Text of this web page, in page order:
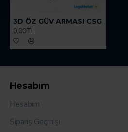
3D ÖZ GÜV ARMASI CSG
0,00TL
Hesabım
Hesabım
Sipariş Geçmişi